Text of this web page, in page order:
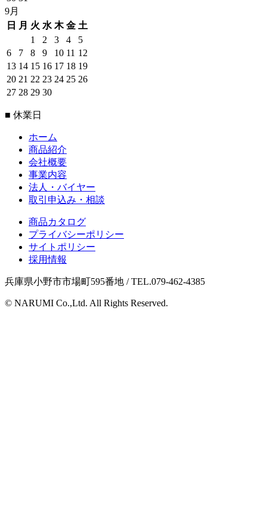
9月
日
月 火 水 木 金 土
1
2 3 4
5
6
7 8 9 10 11 12
13 14 15 16 17 18 19
20 21 22 23 24 25 26
27 28 29 30
■ 休業日
ホーム
商品紹介
会社概要
事業内容
法人・バイヤー
取引申込み・相談
商品カタログ
プライバシーポリシー
サイトポリシー
採用情報
兵庫県小野市市場町595番地 / TEL.079-462-4385
© NARUMI Co.,Ltd. All Rights Reserved.